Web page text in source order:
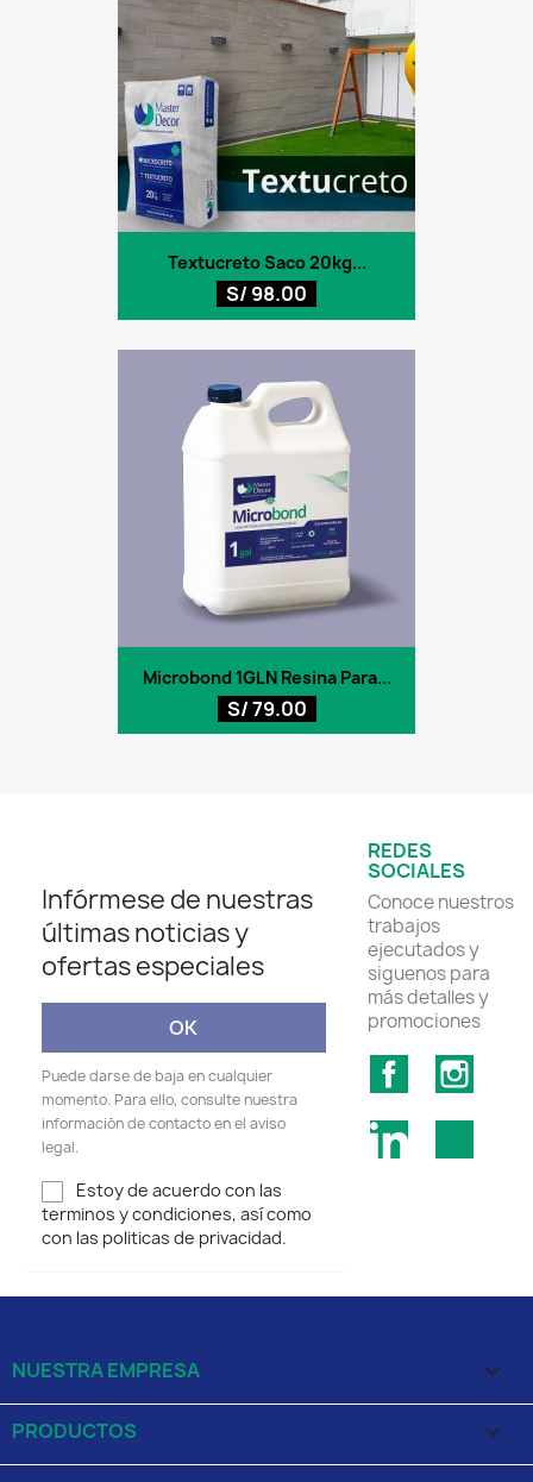
Textucreto Saco 20kg...
S/ 98.00
Microbond 1GLN Resina Para...
S/ 79.00
Infórmese de nuestras
últimas noticias y
ofertas especiales
Puede darse de baja en cualquier
momento. Para ello, consulte nuestra
información de contacto en el aviso
legal.
Estoy de acuerdo con las
terminos y condiciones, así como
con las politicas de privacidad.
REDES
SOCIALES
Conoce nuestros
trabajos
ejecutados y
siguenos para
más detalles y
promociones
Facebook
LinkedIn
NUESTRA EMPRESA 
PRODUCTOS 